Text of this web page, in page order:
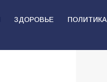
ЗДОРОВЬЕ ПОЛИТИКА